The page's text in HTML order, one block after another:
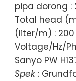
pipa dorong :
Total head
(liter/m) :
Voltage/Hz/
Sanyo PW
Spek :